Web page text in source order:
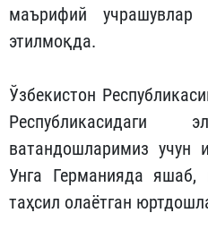
маърифий
этилмоқда.
Ўзбекистон
Республикасидаги
ватандошларимиз учун
Унга Германияда яшаб,
таҳсил олаётган